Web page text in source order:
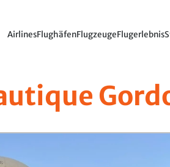
AirlinesFlughäfenFlugzeugeFlugerlebnis